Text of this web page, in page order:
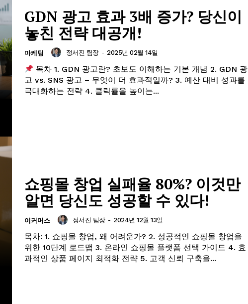
구독 플랜
마이페이지
광고 및 제휴문의
구독자 의견
개인정보취급방침
청소년보호정책
GDN 광고 효과 3배 증가? 당신이
놓친 전략 대공개!
마케팅 정서진 팀장 - 2025년 02월 14일
목차 1. GDN 광고란? 초보도 이해하는 기본 개념 2. GDN 광
고 vs. SNS 광고 – 무엇이 더 효과적일까? 3. 예산 대비 성과를
극대화하는 전략 4. 클릭률을 높이는...
쇼핑몰 창업 실패율 80%? 이것만
알면 당신도 성공할 수 있다!
이커머스 정서진 팀장 - 2024년 12월 13일
목차: 1. 쇼핑몰 창업, 왜 어려운가? 2. 성공적인 쇼핑몰 창업을
위한 10단계 로드맵 3. 온라인 쇼핑몰 플랫폼 선택 가이드 4. 효
과적인 상품 페이지 최적화 전략 5. 고객 신뢰 구축을...